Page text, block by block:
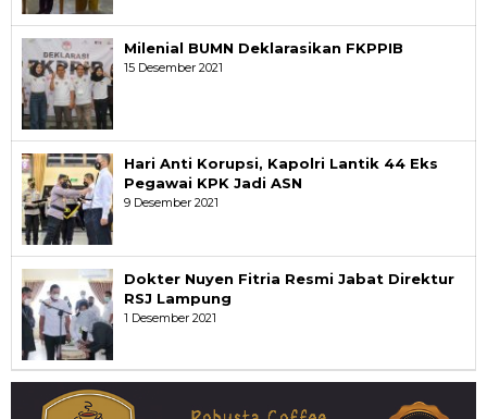
Milenial BUMN Deklarasikan FKPPIB
15 Desember 2021
Hari Anti Korupsi, Kapolri Lantik 44 Eks
Pegawai KPK Jadi ASN
9 Desember 2021
Dokter Nuyen Fitria Resmi Jabat Direktur
RSJ Lampung
1 Desember 2021